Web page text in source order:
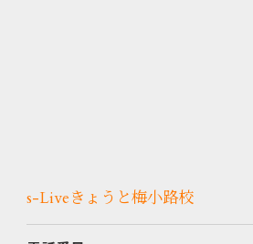
s-Liveきょうと梅小路校